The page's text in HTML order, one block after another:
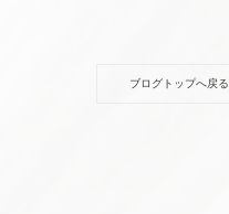
ブログトップへ戻る